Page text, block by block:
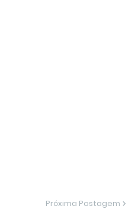
Próxima Postagem